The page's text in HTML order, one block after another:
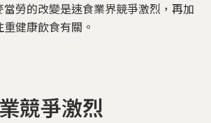
勞的改變是速食業界競爭激烈，再加
健康飲食有關。
競爭激烈